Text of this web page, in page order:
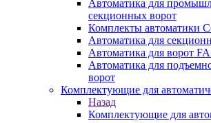
Автоматика для
секционных ворот
Комплекты автоматики
Автоматика для
Автоматика для ворот
Автоматика для
ворот
Комплектующие для
Назад
Комплектующие для